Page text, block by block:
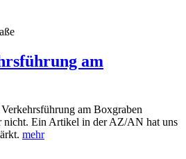
am
am Boxgraben
nicht. Ein Artikel in der AZ/AN hat uns
mehr